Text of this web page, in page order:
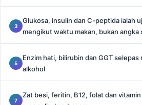
Glukosa, insulin dan C-peptida ialah
mengikut waktu makan, bukan angka
Enzim hati, bilirubin dan GGT selepas
alkohol
Zat besi, feritin, B12, folat dan